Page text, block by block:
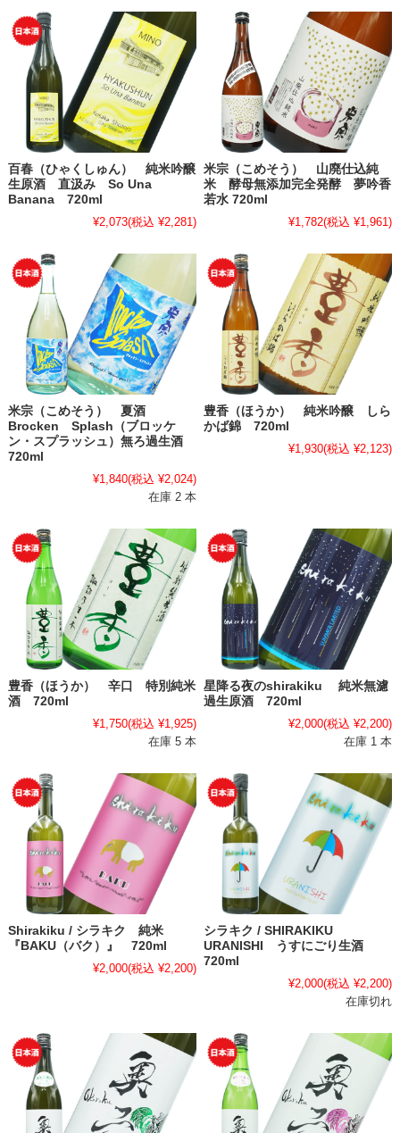
百春（ひゃくしゅん） 純米吟醸
生原酒 直汲み So Una
Banana 720ml
¥2,073(税込 ¥2,281)
米宗（こめそう） 山廃仕込純
米 酵母無添加完全発酵 夢吟香
若水 720ml
¥1,782(税込 ¥1,961)
米宗（こめそう） 夏酒
Brocken Splash（ブロッケ
ン・スプラッシュ）無ろ過生酒
720ml
¥1,840(税込 ¥2,024)
在庫 2 本
豊香（ほうか） 純米吟醸 しら
かば錦 720ml
¥1,930(税込 ¥2,123)
豊香（ほうか） 辛口 特別純米
酒 720ml
¥1,750(税込 ¥1,925)
在庫 5 本
星降る夜のshirakiku 純米無濾
過生原酒 720ml
¥2,000(税込 ¥2,200)
在庫 1 本
Shirakiku / シラキク 純米
『BAKU（バク）』 720ml
¥2,000(税込 ¥2,200)
シラキク / SHIRAKIKU
URANISHI うすにごり生酒
720ml
¥2,000(税込 ¥2,200)
在庫切れ